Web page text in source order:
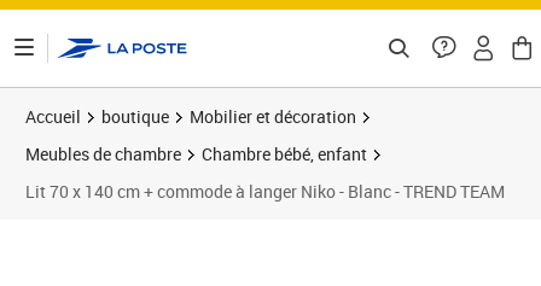
Accueil boutique
Mobilier et décoration
Meubles de chambre
Chambre bébé, enfant
Lit 70 x 140 cm + commode à langer Niko - Blanc - TREND TEAM